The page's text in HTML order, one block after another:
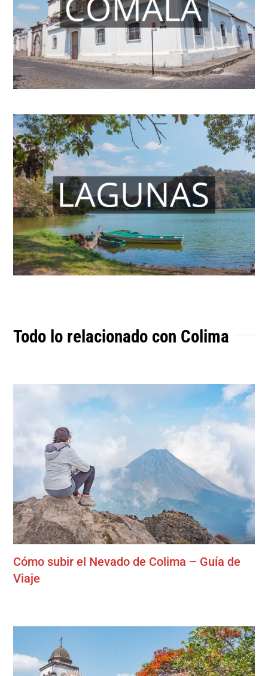
Todo lo relacionado con Colima
Cómo subir el Nevado de Colima – Guía de
Viaje